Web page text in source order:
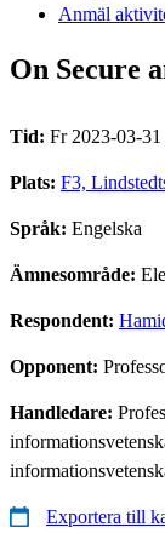
Anmäl
On Secure
Tid: Fr 2023-03-
Plats: F3,
Språk: Engelska
Ämnesområde:
Respondent:
Opponent:
Handledare:
Exportera till